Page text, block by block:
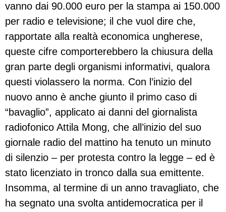
vanno dai 90.000 euro per la stampa ai 150.000
per radio e televisione; il che vuol dire che,
rapportate alla realtà economica ungherese,
queste cifre comporterebbero la chiusura della
gran parte degli organismi informativi, qualora
questi violassero la norma. Con l’inizio del
nuovo anno è anche giunto il primo caso di
“bavaglio”, applicato ai danni del giornalista
radiofonico Attila Mong, che all’inizio del suo
giornale radio del mattino ha tenuto un minuto
di silenzio – per protesta contro la legge – ed è
stato licenziato in tronco dalla sua emittente.
Insomma, al termine di un anno travagliato, che
ha segnato una svolta antidemocratica per il